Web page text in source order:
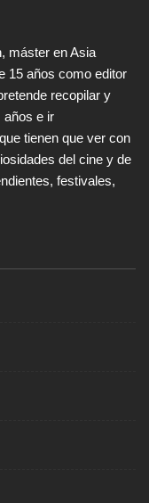
máster en Asia
15 años como editor
recopilar y
años e ir
tienen que ver con
del cine y de
festivales,